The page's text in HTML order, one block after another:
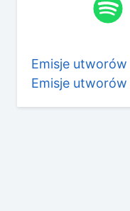
Emisje utworów
Emisje utworów